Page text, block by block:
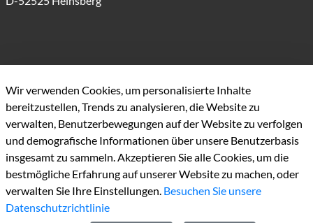
Kontakt
Tel:+49 2452 130
Fax:+49 2452131100
E-Mail:info@kreis-heinsberg.de
Wir verwenden Cookies, um personalisierte Inhalte
bereitzustellen, Trends zu analysieren, die Website zu
verwalten, Benutzerbewegungen auf der Website zu verfolgen
und demografische Informationen über unsere Benutzerbasis
insgesamt zu sammeln. Akzeptieren Sie alle Cookies, um die
bestmögliche Erfahrung auf unserer Website zu machen, oder
verwalten Sie Ihre Einstellungen. Besuchen Sie unsere
Datenschutzrichtlinie